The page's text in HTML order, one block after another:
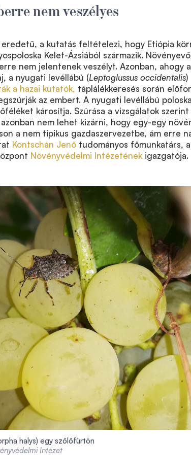
nem veszélyes
a kutatás feltételezi, hogy Etiópia
Kelet-Ázsiából származik.
nem jelentenek veszélyt. Azonban, ahogy
a nyugati levéllábú (Leptoglussus occidentalis)
a hazai kutatók, táplálékkeresés során
az embert. A nyugati levéllábú
károsítja. Szúrása a vizsgálatok szerint
nem lehet kizárni, hogy egy-egy
a nem tipikus gazdaszervezetbe, ám erre
Kontschán Jenő tudományos főmunkatárs,
Növényvédelmi Intézetének igazgatója.
halys) egy szőlőfürtön
Intézet